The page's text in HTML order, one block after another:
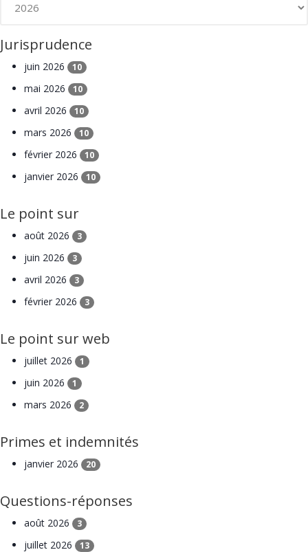
Jurisprudence
juin 2026 10
mai 2026 10
avril 2026 10
mars 2026 10
février 2026 10
janvier 2026 10
Le point sur
août 2026 3
juin 2026 3
avril 2026 3
février 2026 3
Le point sur web
juillet 2026 1
juin 2026 1
mars 2026 2
Primes et indemnités
janvier 2026 20
Questions-réponses
août 2026 3
juillet 2026 13